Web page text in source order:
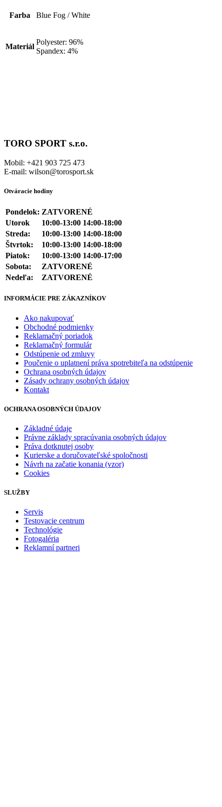
Farba Blue Fog / White
Materiál
Polyester: 96%
Spandex: 4%
TORO SPORT s.r.o.
Mobil: +421 903 725 473
E-mail: wilson@torosport.sk
Otváracie hodiny
Pondelok: ZATVORENÉ
Utorok
10:00-13:00 14:00-18:00
Streda:
10:00-13:00 14:00-18:00
Štvrtok:
10:00-13:00 14:00-18:00
Piatok:
10:00-13:00 14:00-17:00
Sobota:
ZATVORENÉ
Nedeľa:
ZATVORENÉ
INFORMÁCIE PRE ZÁKAZNÍKOV
Ako nakupovať
Obchodné podmienky
Reklamačný poriadok
Reklamačný formulár
Odstúpenie od zmluvy
Poučenie o uplatnení práva spotrebiteľa na odstúpenie
Ochrana osobných údajov
Zásady ochrany osobných údajov
Kontakt
OCHRANA OSOBNÝCH ÚDAJOV
Základné údaje
Právne základy spracúvania osobných údajov
Práva dotknutej osoby
Kurierske a doručovateľské spoločnosti
Návrh na začatie konania (vzor)
Cookies
SLUŽBY
Servis
Testovacie centrum
Technológie
Fotogaléria
Reklamní partneri